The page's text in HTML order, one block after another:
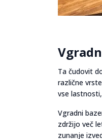
Ta čudovit
različne
vse
Vgradni
zdržijo več
zunanje